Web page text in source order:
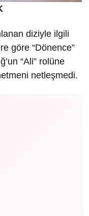
diziyle ilgili
göre “Dönence”
“Ali” rolüne
netleşmedi.